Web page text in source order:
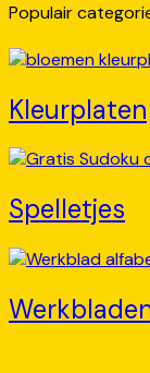
Populair
Kleurplaten
Spelletjes